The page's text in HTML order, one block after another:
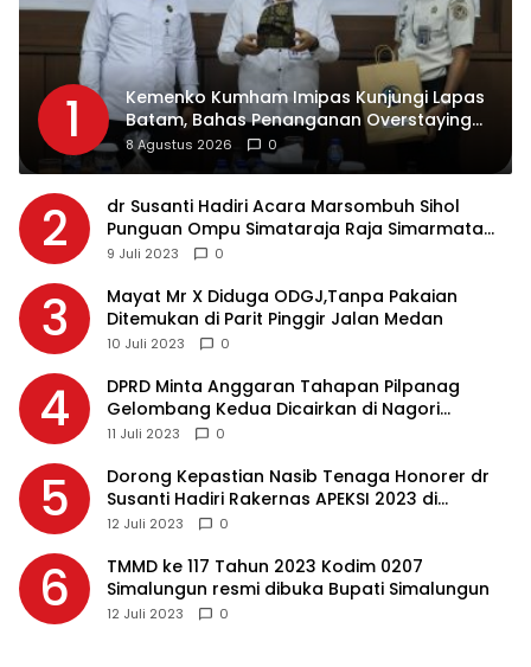
1
Kemenko Kumham Imipas Kunjungi Lapas
Batam, Bahas Penanganan Overstaying
dan Implementasi KUHP Baru
8 Agustus 2026 0
2
dr Susanti Hadiri Acara Marsombuh Sihol
Punguan Ompu Simataraja Raja Simarmata
Dohot Boruna Kota Siantar
9 Juli 2023 0
3
Mayat Mr X Diduga ODGJ,Tanpa Pakaian
Ditemukan di Parit Pinggir Jalan Medan
10 Juli 2023 0
4
DPRD Minta Anggaran Tahapan Pilpanag
Gelombang Kedua Dicairkan di Nagori
Masing-masing, Ini Alasannya…
11 Juli 2023 0
5
Dorong Kepastian Nasib Tenaga Honorer dr
Susanti Hadiri Rakernas APEKSI 2023 di
Makassar
12 Juli 2023 0
6
TMMD ke 117 Tahun 2023 Kodim 0207
Simalungun resmi dibuka Bupati Simalungun
12 Juli 2023 0